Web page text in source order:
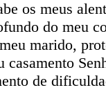
os meus
do meu
marido,
de